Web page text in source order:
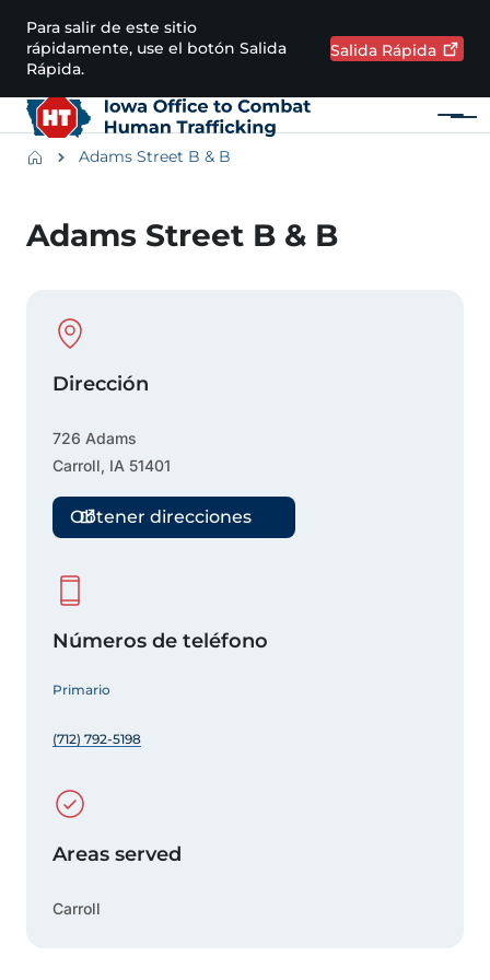
Pasar al contenido principal
Para salir de este sitio
rápidamente, use el botón Salida
Rápida.
Salida Rápida
Menú
BreadcrumbsAdams Street B & B
Adams Street B & B
Physical Location
Dirección
726 Adams
Carroll, IA 51401
Obtener direcciones
Números de teléfono
Primario
(712) 792-5198
Areas served
Carroll